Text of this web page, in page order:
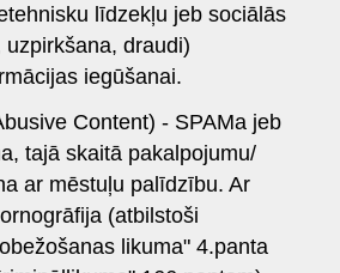
līdzekļu jeb sociālās
draudi)
iegūšanai.
Content) - SPAMa jeb
tajā skaitā pakalpojumu/
ar mēstuļu palīdzību. Ar
(atbilstoši
likuma" 4.panta